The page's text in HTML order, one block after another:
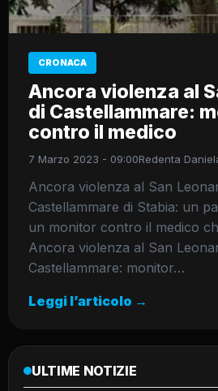
CRONACA
Ancora violenza al
di Castellammare:
contro il medico
7 Marzo 2023 - 09:00Redenta
Ancora violenza al San
Castellammare di Stabia: un
un monitor contro il medico
Ancora violenza al San
Castellammare: monitor…
Leggi l’articolo →
ULTIME NOTIZIE